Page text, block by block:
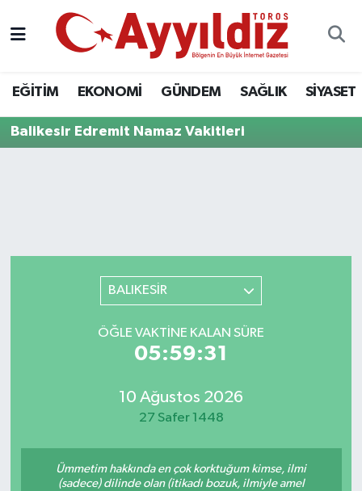
EĞİTİM EKONOMİ GÜNDEM SAĞLIK SİYASET
Balikesir Edremit Namaz Vakitleri
BALIKESİR
ÖĞLE VAKTINE KALAN SÜRE
05:59:31
10 Ağustos 2026
27 Safer 1448
Ümmetim hakkında en çok korktuğum kimse, ilmi
(sadece) dilinde olan (itikadı bozuk, ilmiyle amel